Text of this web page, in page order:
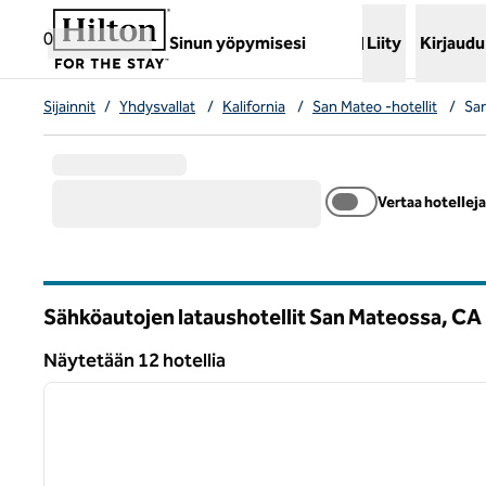
Siirry sisältöön
0
Sinun yöpymisesi
,avaa uuden välilehden
Liity
Sijainnit / Yhdysvallat / Kalifornia / San Mateo -hotellit /
Vertaa hotelleja
Sähköautojen lataushotellit San Mateossa,CA
Näytetään 12 hotellia
Näytetään 12 hotellia
1/12